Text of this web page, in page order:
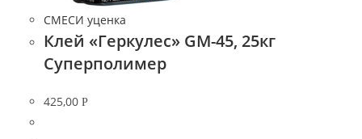
СМЕСИ уценка
Клей «Геркулес» GM-45, 25кг
Суперполимер
425,00 Р